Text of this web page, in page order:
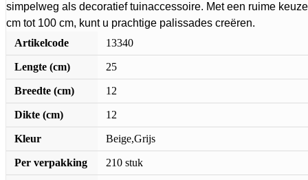
simpelweg als decoratief tuinaccessoire. Met een ruime
cm tot 100 cm, kunt u prachtige palissades creëren.
Artikelcode
13340
Lengte (cm) 25
Breedte (cm) 12
Dikte (cm) 12
Kleur Beige,Grijs
Per verpakking 210 stuk